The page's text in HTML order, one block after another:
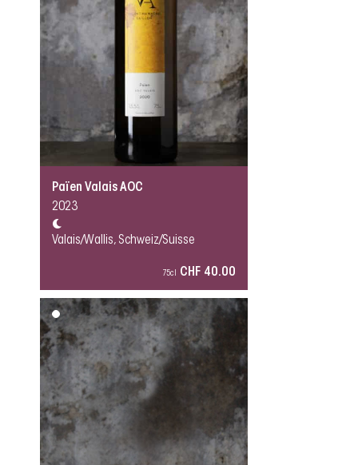
Païen Valais AOC
2023
Valais/Wallis, Schweiz/Suisse
75cl CHF 40.00